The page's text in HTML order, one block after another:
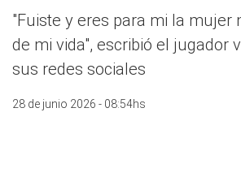
"Fuiste y eres para mi la mujer
de mi vida", escribió el jugador
sus redes sociales
28 de junio 2026 - 08:54hs